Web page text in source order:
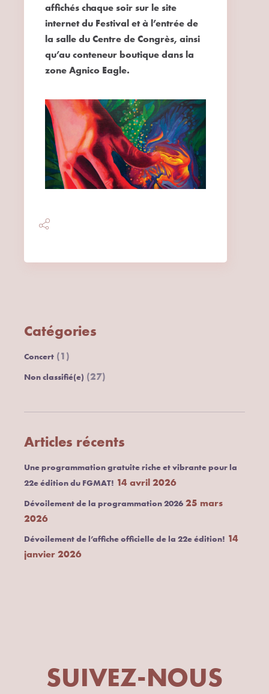
affichés chaque soir sur le site
internet du Festival et à l’entrée de
la salle du Centre de Congrès, ainsi
qu’au conteneur boutique dans la
zone Agnico Eagle.
Catégories
Concert (1)
Non classifié(e) (27)
Articles récents
Une programmation gratuite riche et vibrante pour la
22e édition du FGMAT! 14 avril 2026
Dévoilement de la programmation 2026 25 mars
2026
Dévoilement de l’affiche officielle de la 22e édition! 14
janvier 2026
SUIVEZ-NOUS